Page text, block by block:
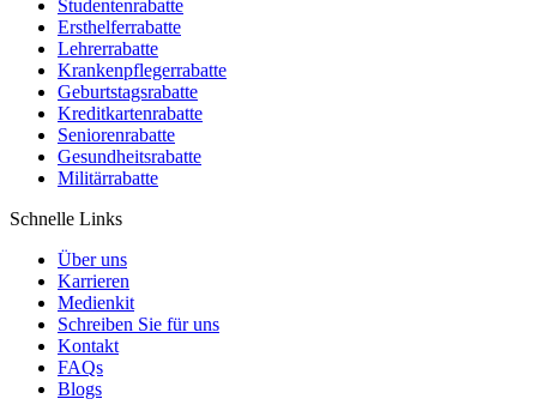
Studentenrabatte
Ersthelferrabatte
Lehrerrabatte
Krankenpflegerrabatte
Geburtstagsrabatte
Kreditkartenrabatte
Seniorenrabatte
Gesundheitsrabatte
Militärrabatte
Schnelle Links
Über uns
Karrieren
Medienkit
Schreiben Sie für uns
Kontakt
FAQs
Blogs